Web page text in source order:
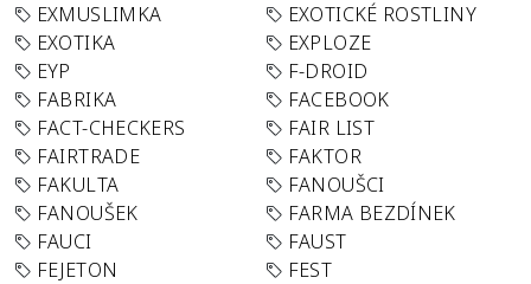
EXMUSLIMKA
EXOTICKÉ ROSTLINY
EXOTIKA
EXPLOZE
EYP
F-DROID
FABRIKA
FACEBOOK
FACT-CHECKERS
FAIR LIST
FAIRTRADE
FAKTOR
FAKULTA
FANOUŠCI
FANOUŠEK
FARMA BEZDÍNEK
FAUCI
FAUST
FEJETON
FEST